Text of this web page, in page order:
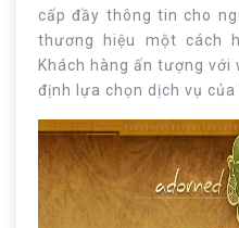
cấp đầy thông tin cho
thương hiệu một cách
Khách hàng ấn tượng
định lựa chọn dịch vụ của